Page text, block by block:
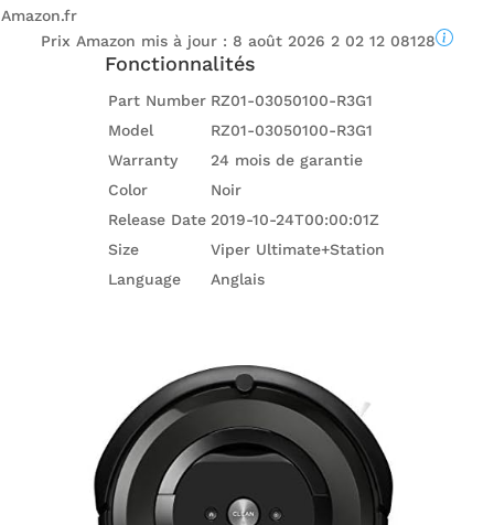
Amazon.fr
Prix ​​Amazon mis à jour : 8 août 2026 2 02 12 08128
Fonctionnalités
Part Number RZ01-03050100-R3G1
Model
RZ01-03050100-R3G1
Warranty
24 mois de garantie
Color
Noir
Release Date 2019-10-24T00:00:01Z
Size
Viper Ultimate+Station
Language
Anglais